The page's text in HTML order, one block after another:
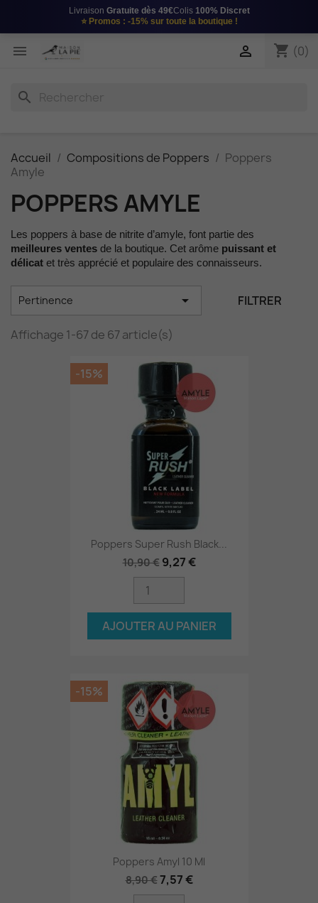
Livraison Gratuite dès 49€Colis 100% Discret
⭐ Promos : -15%sur toute la boutique !
 shopping_cart (0)

search
Accueil Compositions de Poppers
Poppers
Amyle
POPPERS AMYLE
Les poppers à base de nitrite d’amyle, font partie des
meilleures ventes de la boutique. Cet arôme puissant et
délicat et très apprécié et populaire des connaisseurs.
Pertinence  FILTRER
Affichage 1-67 de 67 article(s)
Poppers Super Rush Black...
10,90 € 9,27 €
AJOUTER AU PANIER
-15%
Poppers Amyl 10 Ml
8,90 €7,57 €
-15%